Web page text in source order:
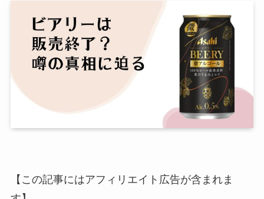
【この記事にはアフィリエイト広告が含まれま